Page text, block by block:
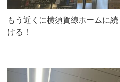
もう近くに横須賀線ホームに
ける！